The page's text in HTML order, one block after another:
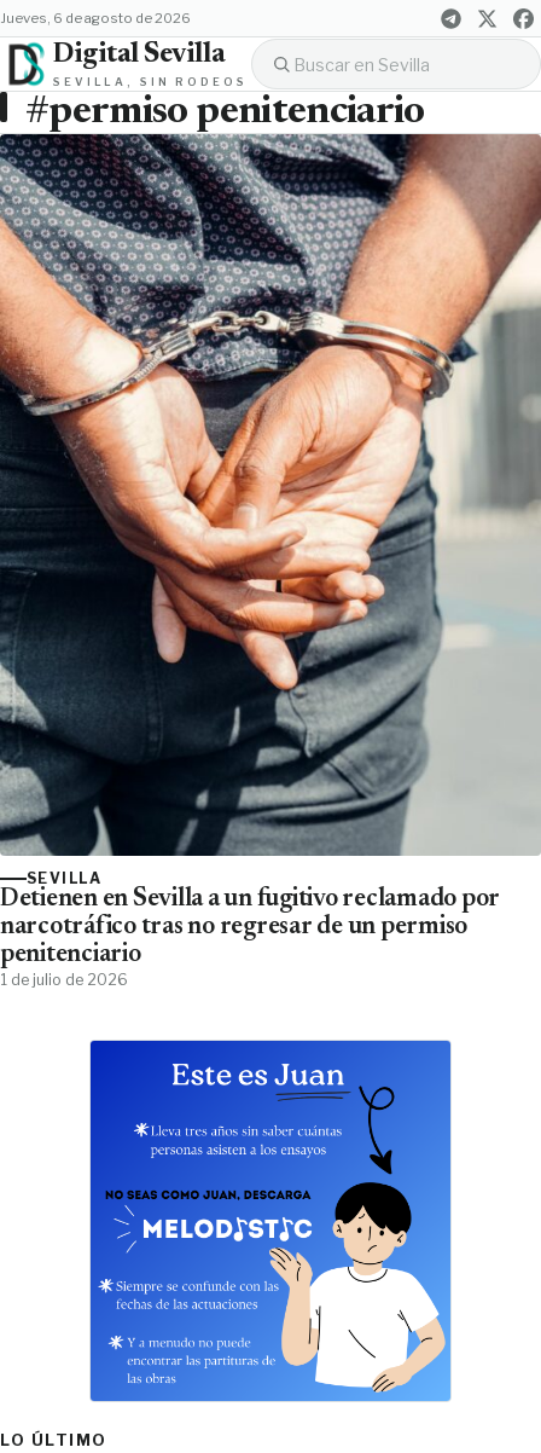
jueves, 6 de agosto de 2026
Digital Sevilla
SEVILLA, SIN RODEOS
#permiso penitenciario
SEVILLA
Detienen en Sevilla a un fugitivo reclamado por
narcotráfico tras no regresar de un permiso
penitenciario
1 de julio de 2026
LO ÚLTIMO